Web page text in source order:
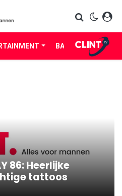
BABES LIFE
86: Heerlijke
tattoos